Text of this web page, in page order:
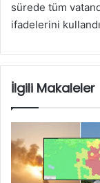
sürede tüm
ifadelerini
İlgili Makaleler